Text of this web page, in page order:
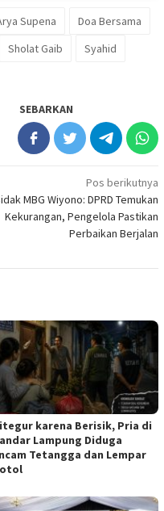
Supena
Doa Bersama
Sholat Gaib
Syahid
SEBARKAN
Pos berikutnya
MBG Wiyono: DPRD Temukan
Kekurangan, Pengelola Pastikan
Perbaikan Berjalan
karena Berisik, Pria di
Lampung Diduga
Tetangga dan Lempar